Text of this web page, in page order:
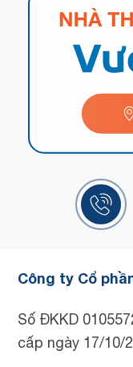
Công ty Cổ
Số ĐKKD
cấp ngày 17/10/